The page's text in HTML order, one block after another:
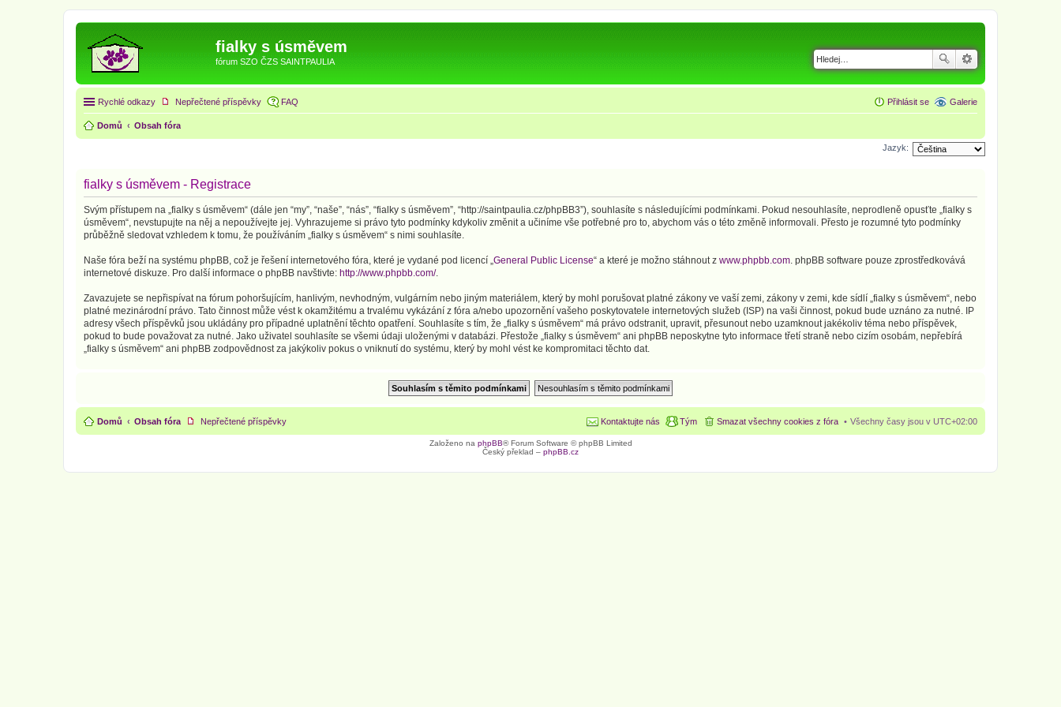
fialky s úsměvem
fórum SZO ČZS SAINTPAULIA
Rychlé odkazy Nepřečtené příspěvky Galerie
FAQ Přihlásit se
Domů Obsah fóra
Jazyk:
fialky s úsměvem - Registrace
Svým přístupem na „fialky s úsměvem“ (dále jen “my”, “naše”, “nás”, “fialky s úsměvem”, “http://saintpaulia.cz/phpBB3”), souhlasíte s následujícími podmínkami. Pokud nesouhlasíte, neprodleně opusťte „fialky s
úsměvem“, nevstupujte na něj a nepoužívejte jej. Vyhrazujeme si právo tyto podmínky kdykoliv změnit a učiníme vše potřebné pro to, abychom vás o této změně informovali. Přesto je rozumné tyto podmínky
průběžně sledovat vzhledem k tomu, že používáním „fialky s úsměvem“ s nimi souhlasíte.
Naše fóra beží na systému phpBB, což je řešení internetového fóra, které je vydané pod licencí „General Public License“ a které je možno stáhnout z www.phpbb.com. phpBB software pouze zprostředkovává
internetové diskuze. Pro další informace o phpBB navštivte: http://www.phpbb.com/.
Zavazujete se nepřispívat na fórum pohoršujícím, hanlivým, nevhodným, vulgárním nebo jiným materiálem, který by mohl porušovat platné zákony ve vaší zemi, zákony v zemi, kde sídlí „fialky s úsměvem“, nebo
platné mezinárodní právo. Tato činnost může vést k okamžitému a trvalému vykázání z fóra a/nebo upozornění vašeho poskytovatele internetových služeb (ISP) na vaši činnost, pokud bude uznáno za nutné. IP
adresy všech příspěvků jsou ukládány pro případné uplatnění těchto opatření. Souhlasíte s tím, že „fialky s úsměvem“ má právo odstranit, upravit, přesunout nebo uzamknout jakékoliv téma nebo příspěvek,
pokud to bude považovat za nutné. Jako uživatel souhlasíte se všemi údaji uloženými v databázi. Přestože „fialky s úsměvem“ ani phpBB neposkytne tyto informace třetí straně nebo cizím osobám, nepřebírá
„fialky s úsměvem“ ani phpBB zodpovědnost za jakýkoliv pokus o vniknutí do systému, který by mohl vést ke kompromitaci těchto dat.
Domů Obsah fóra Všechny časy jsou v UTC+02:00
Smazat všechny cookies z fóra
Tým
Kontaktujte nás
Nepřečtené příspěvky
Založeno na phpBB® Forum Software © phpBB Limited
Český překlad – phpBB.cz